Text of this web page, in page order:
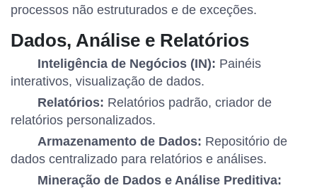
processos não estruturados e de exceções.
Dados, Análise e Relatórios
Inteligência de Negócios (IN): Painéis
interativos, visualização de dados.
Relatórios: Relatórios padrão, criador de
relatórios personalizados.
Armazenamento de Dados: Repositório de
dados centralizado para relatórios e análises.
Mineração de Dados e Análise Preditiva: